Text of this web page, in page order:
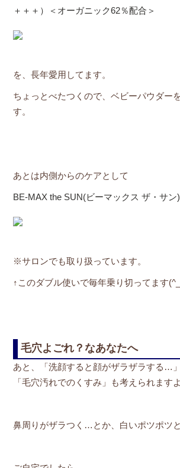
＋＋＋）＜オーガニック62％配合＞
を、長年愛用してます。
ちょっとべたつくので、ベビーパウダー
す。
あとは内側からのケアとして
BE-MAX the SUN(ビーマックス ザ・サン)
※サロンでも取り扱っています。
↑このダブル使いで毎年乗り切ってます
毛穴よごれ？なあなたへ
あと、「洗顔すると顔がザラザラする…」
「毛穴汚れでのくすみ」も考えられますよ
鼻周りがザラつく…とか、白いポツポツと